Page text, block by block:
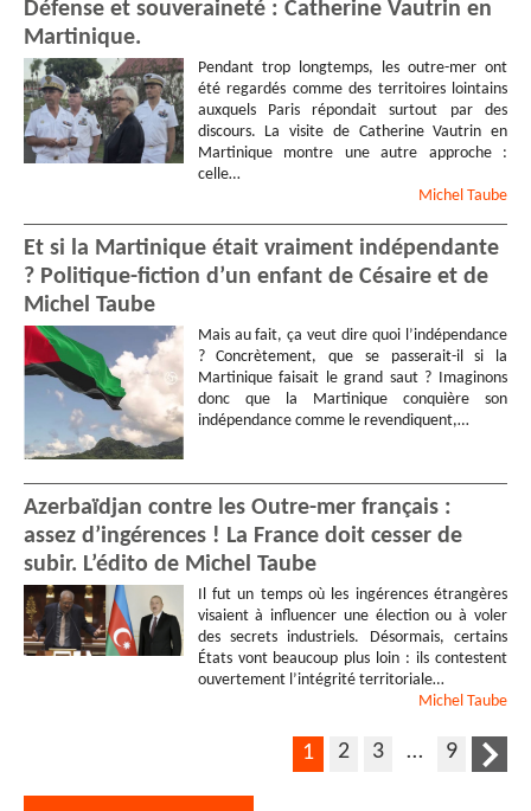
Défense et souveraineté : Catherine Vautrin en
Martinique.
Pendant trop longtemps, les outre-mer ont
été regardés comme des territoires lointains
auxquels Paris répondait surtout par des
discours. La visite de Catherine Vautrin en
Martinique montre une autre approche :
celle…
Michel Taube
Et si la Martinique était vraiment indépendante
? Politique-fiction d’un enfant de Césaire et de
Michel Taube
Mais au fait, ça veut dire quoi l’indépendance
? Concrètement, que se passerait-il si la
Martinique faisait le grand saut ? Imaginons
donc que la Martinique conquière son
indépendance comme le revendiquent,…
Azerbaïdjan contre les Outre-mer français :
assez d’ingérences ! La France doit cesser de
subir. L’édito de Michel Taube
Il fut un temps où les ingérences étrangères
visaient à influencer une élection ou à voler
des secrets industriels. Désormais, certains
États vont beaucoup plus loin : ils contestent
ouvertement l’intégrité territoriale…
Michel Taube
1 2 3 … 9